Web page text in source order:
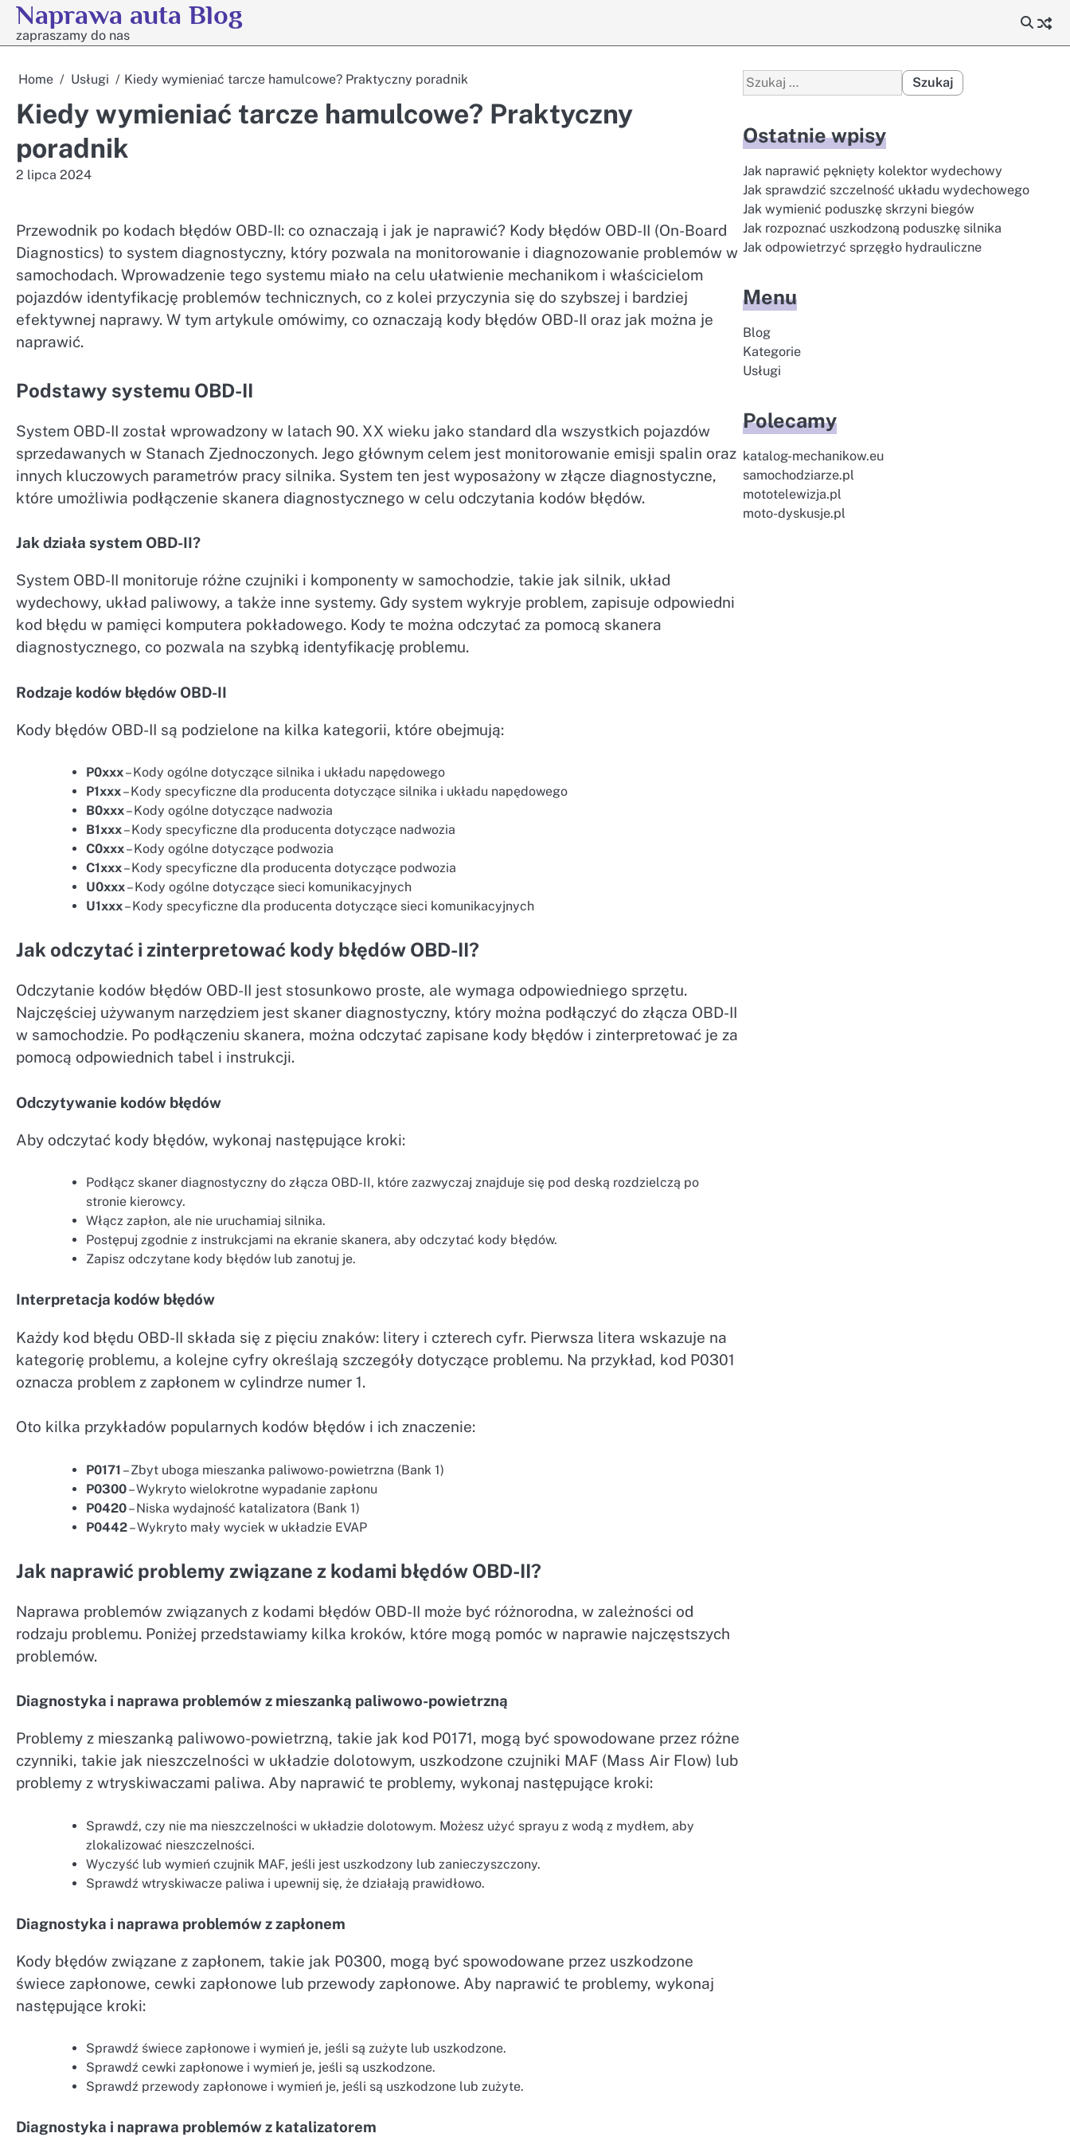
Skip
content
Naprawa auta Blog
zapraszamy do nas
Home Usługi Kiedy wymieniać tarcze hamulcowe? Praktyczny poradnik
Kiedy wymieniać tarcze hamulcowe? Praktyczny
poradnik
2 lipca 2024
Przewodnik po kodach błędów OBD-II: co oznaczają i jak je naprawić? Kody błędów OBD-II (On-Board
Diagnostics) to system diagnostyczny, który pozwala na monitorowanie i diagnozowanie problemów w
samochodach. Wprowadzenie tego systemu miało na celu ułatwienie mechanikom i właścicielom
pojazdów identyfikację problemów technicznych, co z kolei przyczynia się do szybszej i bardziej
efektywnej naprawy. W tym artykule omówimy, co oznaczają kody błędów OBD-II oraz jak można je
naprawić.
Podstawy systemu OBD-II
System OBD-II został wprowadzony w latach 90. XX wieku jako standard dla wszystkich pojazdów
sprzedawanych w Stanach Zjednoczonych. Jego głównym celem jest monitorowanie emisji spalin oraz
innych kluczowych parametrów pracy silnika. System ten jest wyposażony w złącze diagnostyczne,
które umożliwia podłączenie skanera diagnostycznego w celu odczytania kodów błędów.
Jak działa system OBD-II?
System OBD-II monitoruje różne czujniki i komponenty w samochodzie, takie jak silnik, układ
wydechowy, układ paliwowy, a także inne systemy. Gdy system wykryje problem, zapisuje odpowiedni
kod błędu w pamięci komputera pokładowego. Kody te można odczytać za pomocą skanera
diagnostycznego, co pozwala na szybką identyfikację problemu.
Rodzaje kodów błędów OBD-II
Kody błędów OBD-II są podzielone na kilka kategorii, które obejmują:
P0xxx– Kody ogólne dotyczące silnika i układu napędowego
P1xxx– Kody specyficzne dla producenta dotyczące silnika i układu napędowego
B0xxx– Kody ogólne dotyczące nadwozia
B1xxx– Kody specyficzne dla producenta dotyczące nadwozia
C0xxx– Kody ogólne dotyczące podwozia
C1xxx– Kody specyficzne dla producenta dotyczące podwozia
U0xxx– Kody ogólne dotyczące sieci komunikacyjnych
U1xxx– Kody specyficzne dla producenta dotyczące sieci komunikacyjnych
Jak odczytać i zinterpretować kody błędów OBD-II?
Odczytanie kodów błędów OBD-II jest stosunkowo proste, ale wymaga odpowiedniego sprzętu.
Najczęściej używanym narzędziem jest skaner diagnostyczny, który można podłączyć do złącza OBD-II
w samochodzie. Po podłączeniu skanera, można odczytać zapisane kody błędów i zinterpretować je za
pomocą odpowiednich tabel i instrukcji.
Odczytywanie kodów błędów
Aby odczytać kody błędów, wykonaj następujące kroki:
Podłącz skaner diagnostyczny do złącza OBD-II, które zazwyczaj znajduje się pod deską rozdzielczą po
stronie kierowcy.
Włącz zapłon, ale nie uruchamiaj silnika.
Postępuj zgodnie z instrukcjami na ekranie skanera, aby odczytać kody błędów.
Zapisz odczytane kody błędów lub zanotuj je.
Interpretacja kodów błędów
Każdy kod błędu OBD-II składa się z pięciu znaków: litery i czterech cyfr. Pierwsza litera wskazuje na
kategorię problemu, a kolejne cyfry określają szczegóły dotyczące problemu. Na przykład, kod P0301
oznacza problem z zapłonem w cylindrze numer 1.
Oto kilka przykładów popularnych kodów błędów i ich znaczenie:
P0171 – Zbyt uboga mieszanka paliwowo-powietrzna (Bank 1)
P0300– Wykryto wielokrotne wypadanie zapłonu
P0420– Niska wydajność katalizatora (Bank 1)
P0442– Wykryto mały wyciek w układzie EVAP
Jak naprawić problemy związane z kodami błędów OBD-II?
Naprawa problemów związanych z kodami błędów OBD-II może być różnorodna, w zależności od
rodzaju problemu. Poniżej przedstawiamy kilka kroków, które mogą pomóc w naprawie najczęstszych
problemów.
Diagnostyka i naprawa problemów z mieszanką paliwowo-powietrzną
Problemy z mieszanką paliwowo-powietrzną, takie jak kod P0171, mogą być spowodowane przez różne
czynniki, takie jak nieszczelności w układzie dolotowym, uszkodzone czujniki MAF (Mass Air Flow) lub
problemy z wtryskiwaczami paliwa. Aby naprawić te problemy, wykonaj następujące kroki:
Sprawdź, czy nie ma nieszczelności w układzie dolotowym. Możesz użyć sprayu z wodą z mydłem, aby
zlokalizować nieszczelności.
Wyczyść lub wymień czujnik MAF, jeśli jest uszkodzony lub zanieczyszczony.
Sprawdź wtryskiwacze paliwa i upewnij się, że działają prawidłowo.
Diagnostyka i naprawa problemów z zapłonem
Kody błędów związane z zapłonem, takie jak P0300, mogą być spowodowane przez uszkodzone
świece zapłonowe, cewki zapłonowe lub przewody zapłonowe. Aby naprawić te problemy, wykonaj
następujące kroki:
Sprawdź świece zapłonowe i wymień je, jeśli są zużyte lub uszkodzone.
Sprawdź cewki zapłonowe i wymień je, jeśli są uszkodzone.
Sprawdź przewody zapłonowe i wymień je, jeśli są uszkodzone lub zużyte.
Diagnostyka i naprawa problemów z katalizatorem
Szukaj:
Ostatnie wpisy
Jak naprawić pęknięty kolektor wydechowy
Jak sprawdzić szczelność układu wydechowego
Jak wymienić poduszkę skrzyni biegów
Jak rozpoznać uszkodzoną poduszkę silnika
Jak odpowietrzyć sprzęgło hydrauliczne
Menu
Blog
Kategorie
Usługi
Polecamy
katalog-mechanikow.eu
samochodziarze.pl
mototelewizja.pl
moto-dyskusje.pl